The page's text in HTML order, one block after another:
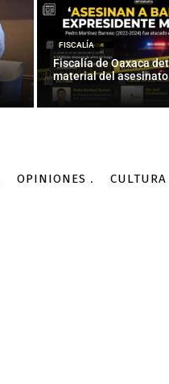
FISCALÍA
Fiscalía de Oaxaca
material del
OPINIONES CULTURA